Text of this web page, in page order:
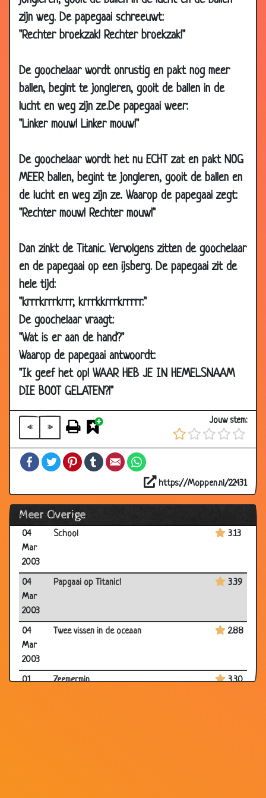
zijn weg. De papegaai schreeuwt:
"Rechter broekzak! Rechter broekzak!"
De goochelaar wordt onrustig en pakt nog meer
ballen, begint te jongleren, gooit de ballen in de
lucht en weg zijn ze.De papegaai weer:
"Linker mouw! Linker mouw!"
De goochelaar wordt het nu ECHT zat en pakt NOG
MEER ballen, begint te jongleren, gooit de ballen en
de lucht en weg zijn ze. Waarop de papegaai zegt:
"Rechter mouw! Rechter mouw!"
Dan zinkt de Titanic. Vervolgens zitten de goochelaar
en de papegaai op een ijsberg. De papegaai zit de
hele tijd:
"krrrkrrrkrrr, krrrkkrrrkrrrrr."
De goochelaar vraagt:
"Wat is er aan de hand?"
Waarop de papegaai antwoordt:
"Ik geef het op! WAAR HEB JE IN HEMELSNAAM
DIE BOOT GELATEN?!"
« »
Jouw stem:
FacebookTwitterPinterestTumblrEmail
https://Moppen.nl/22431
Meer Overige
17 Mar
2003
Marketing
2003
14 Mar
2003
Grote WC
13 Mar
Stewardess
13 Mar
2003
5 stralen 2.93
11 Mar
2003
2003
08
Mar
2003
Porsche 2.75
07 Mar
2003
Werk
07 Mar
2003
Babycriminaliteit
06
2003
Krokodil
06
Mar
2003
Vader en zoon Indiaan 3.45
2003
2.86
04
Mar
2003
School 3.13
04
Mar
2003
Papgaai op Titanic! 3.39
04
Mar
2003
Twee vissen in de oceaan 2.88
01
Zeemermin 3.30